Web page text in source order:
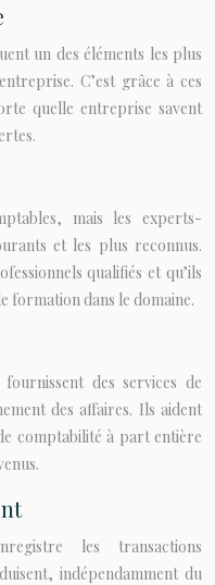
un des éléments les plus
C’est grâce à ces
quelle entreprise savent
mais les experts-
et les plus reconnus.
qualifiés et qu’ils
formation dans le domaine.
des services de
des affaires. Ils aident
comptabilité à part entière
les transactions
indépendamment du